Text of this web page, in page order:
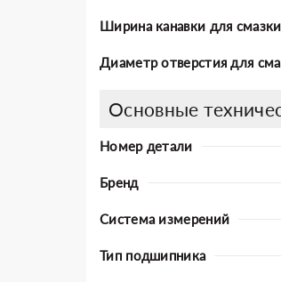
Ширина канавки для смазки
Диаметр отверстия для
Основные
Номер детали
Бренд
Система измерений
Тип подшипника